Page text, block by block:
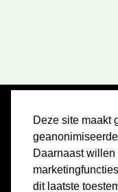
Deze site maakt
Daarnaast
dit laatste